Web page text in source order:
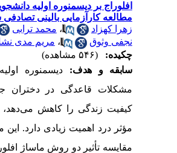
افلوراج بر دیسمنوره اولیه
مطالعه کارآزمایی بالینی تصادفی
زهرا کهزاد
،محمد ترابی
نجفی وثوق
،مریم مدی
چکیده:
سابقه و هدف:
دیسمنوره اولیه
مشکلات قاعدگی در دختران
کیفیت زندگی را کاهش می‌دهد،
مؤثر درد اهمیت زیادی دارد. این
مقایسه تأثیر دو روش ماساژ